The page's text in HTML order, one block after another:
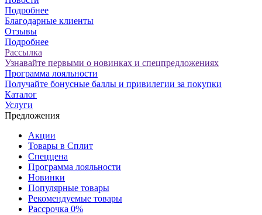
Подробнее
Благодарные клиенты
Отзывы
Подробнее
Рассылка
Узнавайте первыми о новинках и спецпредложениях
Программа лояльности
Получайте бонусные баллы и привилегии за покупки
Каталог
Услуги
Предложения
Акции
Товары в Сплит
Спеццена
Программа лояльности
Новинки
Популярные товары
Рекомендуемые товары
Рассрочка 0%